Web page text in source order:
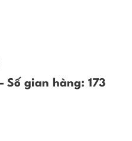
Số gian hàng: 173